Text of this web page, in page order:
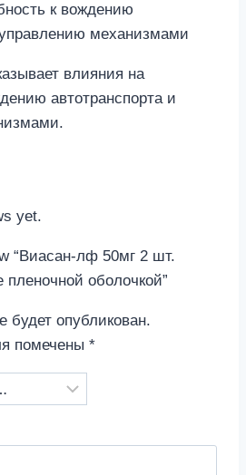
к вождению
механизмами
влияния на
автотранспорта и
yet.
“Виасан-лф 50мг 2 шт.
пленочной оболочкой”
будет опубликован.
помечены *